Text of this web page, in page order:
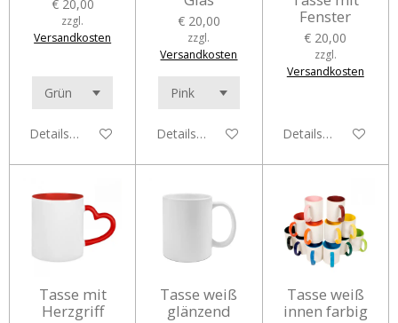
€ 20,00
zzgl.
Versandkosten
Details anzeigen
€ 20,00
zzgl.
Versandkosten
Details anzeigen
Fenster
€ 20,00
zzgl.
Versandkosten
Details anzeigen
Tasse mit
Herzgriff
Tasse weiß
glänzend
Tasse weiß
innen farbig